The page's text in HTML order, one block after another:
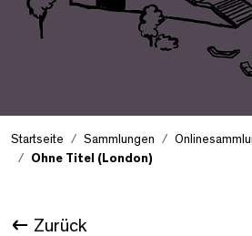
Startseite Sammlungen
Ohne Titel (London)
Zurück